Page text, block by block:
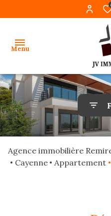
Menu
accueil
ventes
gestion
Agence immobilière
Cayenne
Appartement